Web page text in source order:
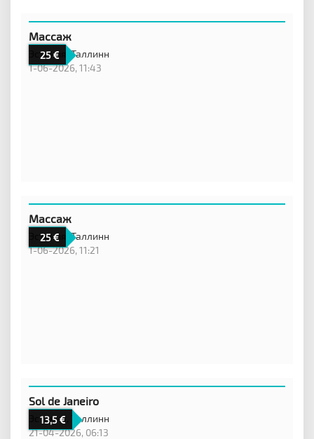
25
Массаж
Эстония,Таллинн
1-06-2026, 11:43
25
Массаж
Эстония,Таллинн
1-06-2026, 11:21
13,5
Sol de Janeiro
Эстония,
Таллинн
21-04-2026, 06:13